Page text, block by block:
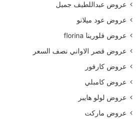
عروض عبداللطيف جميل
عروض عود ميلانو
عروض فلورينا florina
عروض قصر الاواني نصف السعر
عروض كارفور
عروض كامبلي
عروض لولو هايبر
عروض ماركت